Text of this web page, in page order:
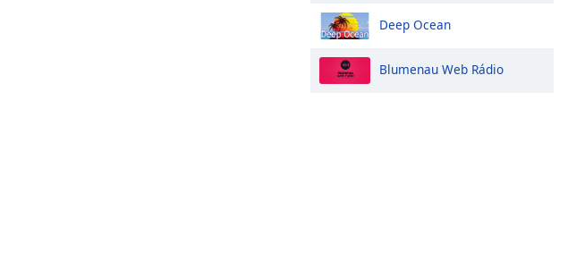
Deep Ocean
Blumenau Web Rádio